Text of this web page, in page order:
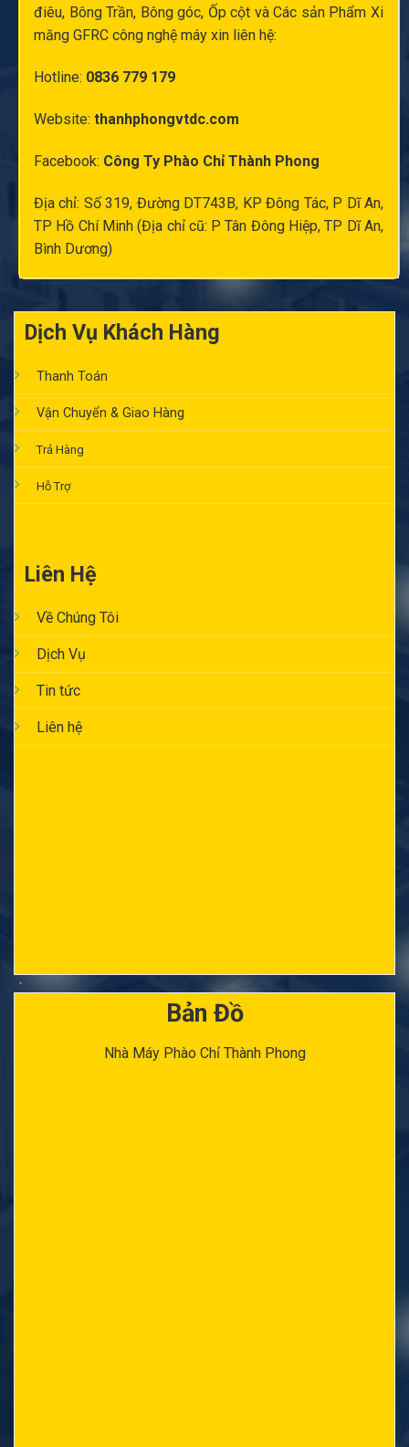
điêu, Bông Trần, Bông góc, Ốp cột và Các sản Phẩm Xi
măng GFRC công nghệ máy xin liên hệ:
Hotline: 0836 779 179
Website: thanhphongvtdc.com
Facebook: Công Ty Phào Chỉ Thành Phong
Địa chỉ: Số 319, Đường DT743B, KP Đông Tác, P Dĩ An,
TP Hồ Chí Minh (Địa chỉ cũ: P Tân Đông Hiệp, TP Dĩ An,
Bình Dương)
Dịch Vụ Khách Hàng
Thanh Toán
Vận Chuyển & Giao Hàng
Trả Hàng
Hỗ Trợ
Liên Hệ
Về Chúng Tôi
Dịch Vụ
Tin tức
Liên hệ
Bản Đồ
Nhà Máy Phào Chỉ Thành Phong